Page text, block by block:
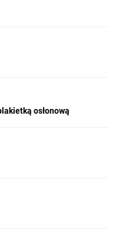
osłonową